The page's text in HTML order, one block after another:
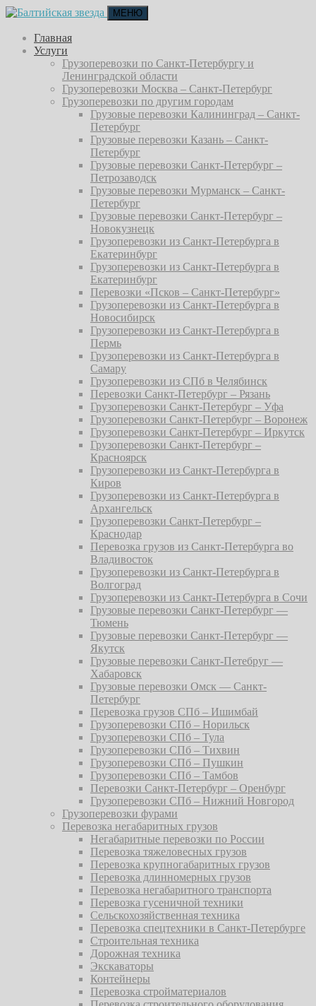
МЕНЮ
Главная
Услуги
Грузоперевозки по Санкт-Петербургу и
Ленинградской области
Грузоперевозки Москва – Санкт-Петербург
Грузоперевозки по другим городам
Грузовые перевозки Калининград – Санкт-
Петербург
Грузовые перевозки Казань – Санкт-
Петербург
Грузовые перевозки Санкт-Петербург –
Петрозаводск
Грузовые перевозки Мурманск – Санкт-
Петербург
Грузовые перевозки Санкт-Петербург –
Новокузнецк
Грузоперевозки из Санкт-Петербурга в
Екатеринбург
Грузоперевозки из Санкт-Петербурга в
Екатеринбург
Перевозки «Псков – Санкт-Петербург»
Грузоперевозки из Санкт-Петербурга в
Новосибирск
Грузоперевозки из Санкт-Петербурга в
Пермь
Грузоперевозки из Санкт-Петербурга в
Самару
Грузоперевозки из СПб в Челябинск
Перевозки Санкт-Петербург – Рязань
Грузоперевозки Санкт-Петербург – Уфа
Грузоперевозки Санкт-Петербург – Воронеж
Грузоперевозки Санкт-Петербург – Иркутск
Грузоперевозки Санкт-Петербург –
Красноярск
Грузоперевозки из Санкт-Петербурга в
Киров
Грузоперевозки из Санкт-Петербурга в
Архангельск
Грузоперевозки Санкт-Петербург –
Краснодар
Перевозка грузов из Санкт-Петербурга во
Владивосток
Грузоперевозки из Санкт-Петербурга в
Волгоград
Грузоперевозки из Санкт-Петербурга в Сочи
Грузовые перевозки Санкт-Петербург —
Тюмень
Грузовые перевозки Санкт-Петербург —
Якутск
Грузовые перевозки Санкт-Петебруг —
Хабаровск
Грузовые перевозки Омск — Санкт-
Петербург
Перевозка грузов СПб – Ишимбай
Грузоперевозки СПб – Норильск
Грузоперевозки СПб – Тула
Грузоперевозки СПб – Тихвин
Грузоперевозки СПб – Пушкин
Грузоперевозки СПб – Тамбов
Перевозки Санкт-Петербург – Оренбург
Грузоперевозки СПб – Нижний Новгород
Грузоперевозки фурами
Перевозка негабаритных грузов
Негабаритные перевозки по России
Перевозка тяжеловесных грузов
Перевозка крупногабаритных грузов
Перевозка длинномерных грузов
Перевозка негабаритного транспорта
Перевозка гусеничной техники
Сельскохозяйственная техника
Перевозка спецтехники в Санкт-Петербурге
Строительная техника
Дорожная техника
Экскаваторы
Контейнеры
Перевозка стройматериалов